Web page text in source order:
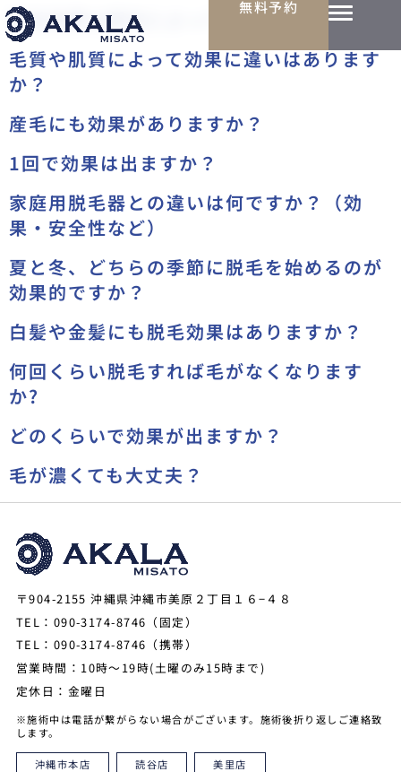
無料予約
脱毛効果は部位によって違いますか？
毛質や肌質によって効果に違いはあります
か？
産毛にも効果がありますか？
1回で効果は出ますか？
家庭用脱毛器との違いは何ですか？（効
果・安全性など）
夏と冬、どちらの季節に脱毛を始めるのが
効果的ですか？
白髪や金髪にも脱毛効果はありますか？
何回くらい脱毛すれば毛がなくなります
か?
どのくらいで効果が出ますか？
毛が濃くても大丈夫？
〒904-2155 沖縄県沖縄市美原２丁目１６−４８
TEL：090-3174-8746（固定）
TEL：090-3174-8746（携帯）
営業時間：10時～19時(土曜のみ15時まで)
定休日：金曜日
※施術中は電話が繋がらない場合がございます。施術後折り返しご連絡致
します。
沖縄市本店 読谷店 美里店